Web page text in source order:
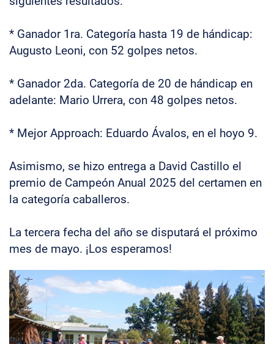
* Ganador 1ra. Categoría hasta 19 de hándicap:
Augusto Leoni, con 52 golpes netos.
* Ganador 2da. Categoría de 20 de hándicap en
adelante: Mario Urrera, con 48 golpes netos.
* Mejor Approach: Eduardo Ávalos, en el hoyo 9.
Asimismo, se hizo entrega a David Castillo el
premio de Campeón Anual 2025 del certamen en
la categoría caballeros.
La tercera fecha del año se disputará el próximo
mes de mayo. ¡Los esperamos!